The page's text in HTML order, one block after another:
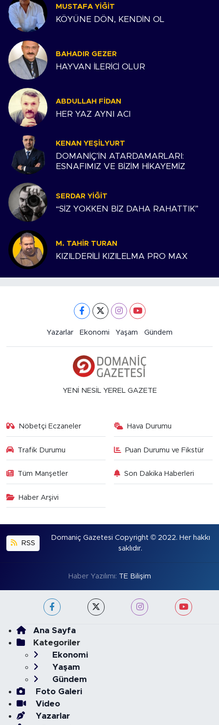
MUSTAFA YIĞIT
KÖYÜNE DÖN, KENDİN OL
BAHADIR GEZER
HAYVAN İLERİCİ OLUR
ABDULLAH FIDAN
HER YAZ AYNI ACI
KENAN YEŞILYURT
DOMANİÇ’İN ATARDAMARLARI:
ESNAFIMIZ VE BİZİM HİKAYEMİZ
SERDAR YIĞIT
“SİZ YOKKEN BİZ DAHA RAHATTIK”
M. TAHIR TURAN
KIZILDERİLİ KIZILELMA PRO MAX
Yazarlar Ekonomi Yaşam Gündem
YENİ NESİL YEREL GAZETE
Nöbetçi Eczaneler Hava Durumu
Trafik Durumu Puan Durumu ve Fikstür
Tüm Manşetler Son Dakika Haberleri
Haber Arşivi
RSS
Domaniç Gazetesi Copyright © 2022. Her hakkı
saklıdır.
Haber Yazılımı: TE Bilişim
Ana Sayfa
Kategoriler
Ekonomi
Yaşam
Gündem
Foto Galeri
Video
Yazarlar